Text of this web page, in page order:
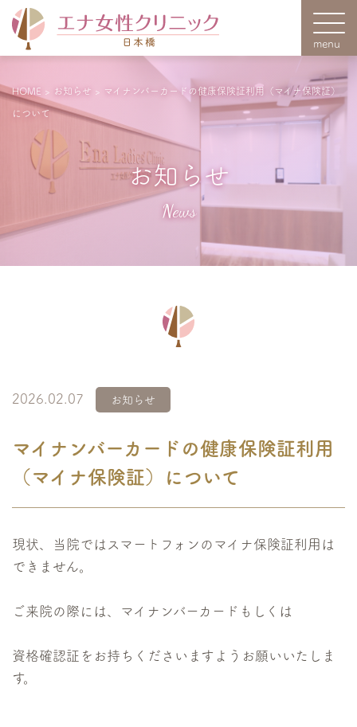
HOME > お知らせ > マイナンバーカードの健康保険証利用（マイナ保険証）
について
お知らせ
2026.02.07 お知らせ
マイナンバーカードの健康保険証利用
（マイナ保険証）について
現状、当院ではスマートフォンのマイナ保険証利用は
できません。
ご来院の際には、マイナンバーカードもしくは
資格確認証をお持ちくださいますようお願いいたしま
す。